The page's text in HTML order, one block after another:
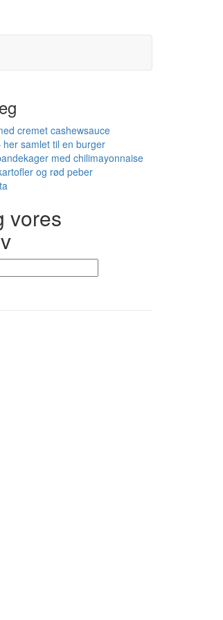
cremet cashewsauce
samlet til en burger
med chilimayonnaise
og rød peber
vores